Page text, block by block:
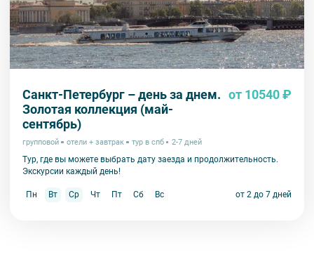
Санкт-Петербург – день за днем.
Золотая коллекция (май-
сентябрь)
от 10540 ₽
групповой отели + завтрак тур в спб 2-7 дней
Тур, где вы можете выбрать дату заезда и продолжительность.
Экскурсии каждый день!
Пн Вт Ср Чт Пт Сб Вс от 2 до 7 дней